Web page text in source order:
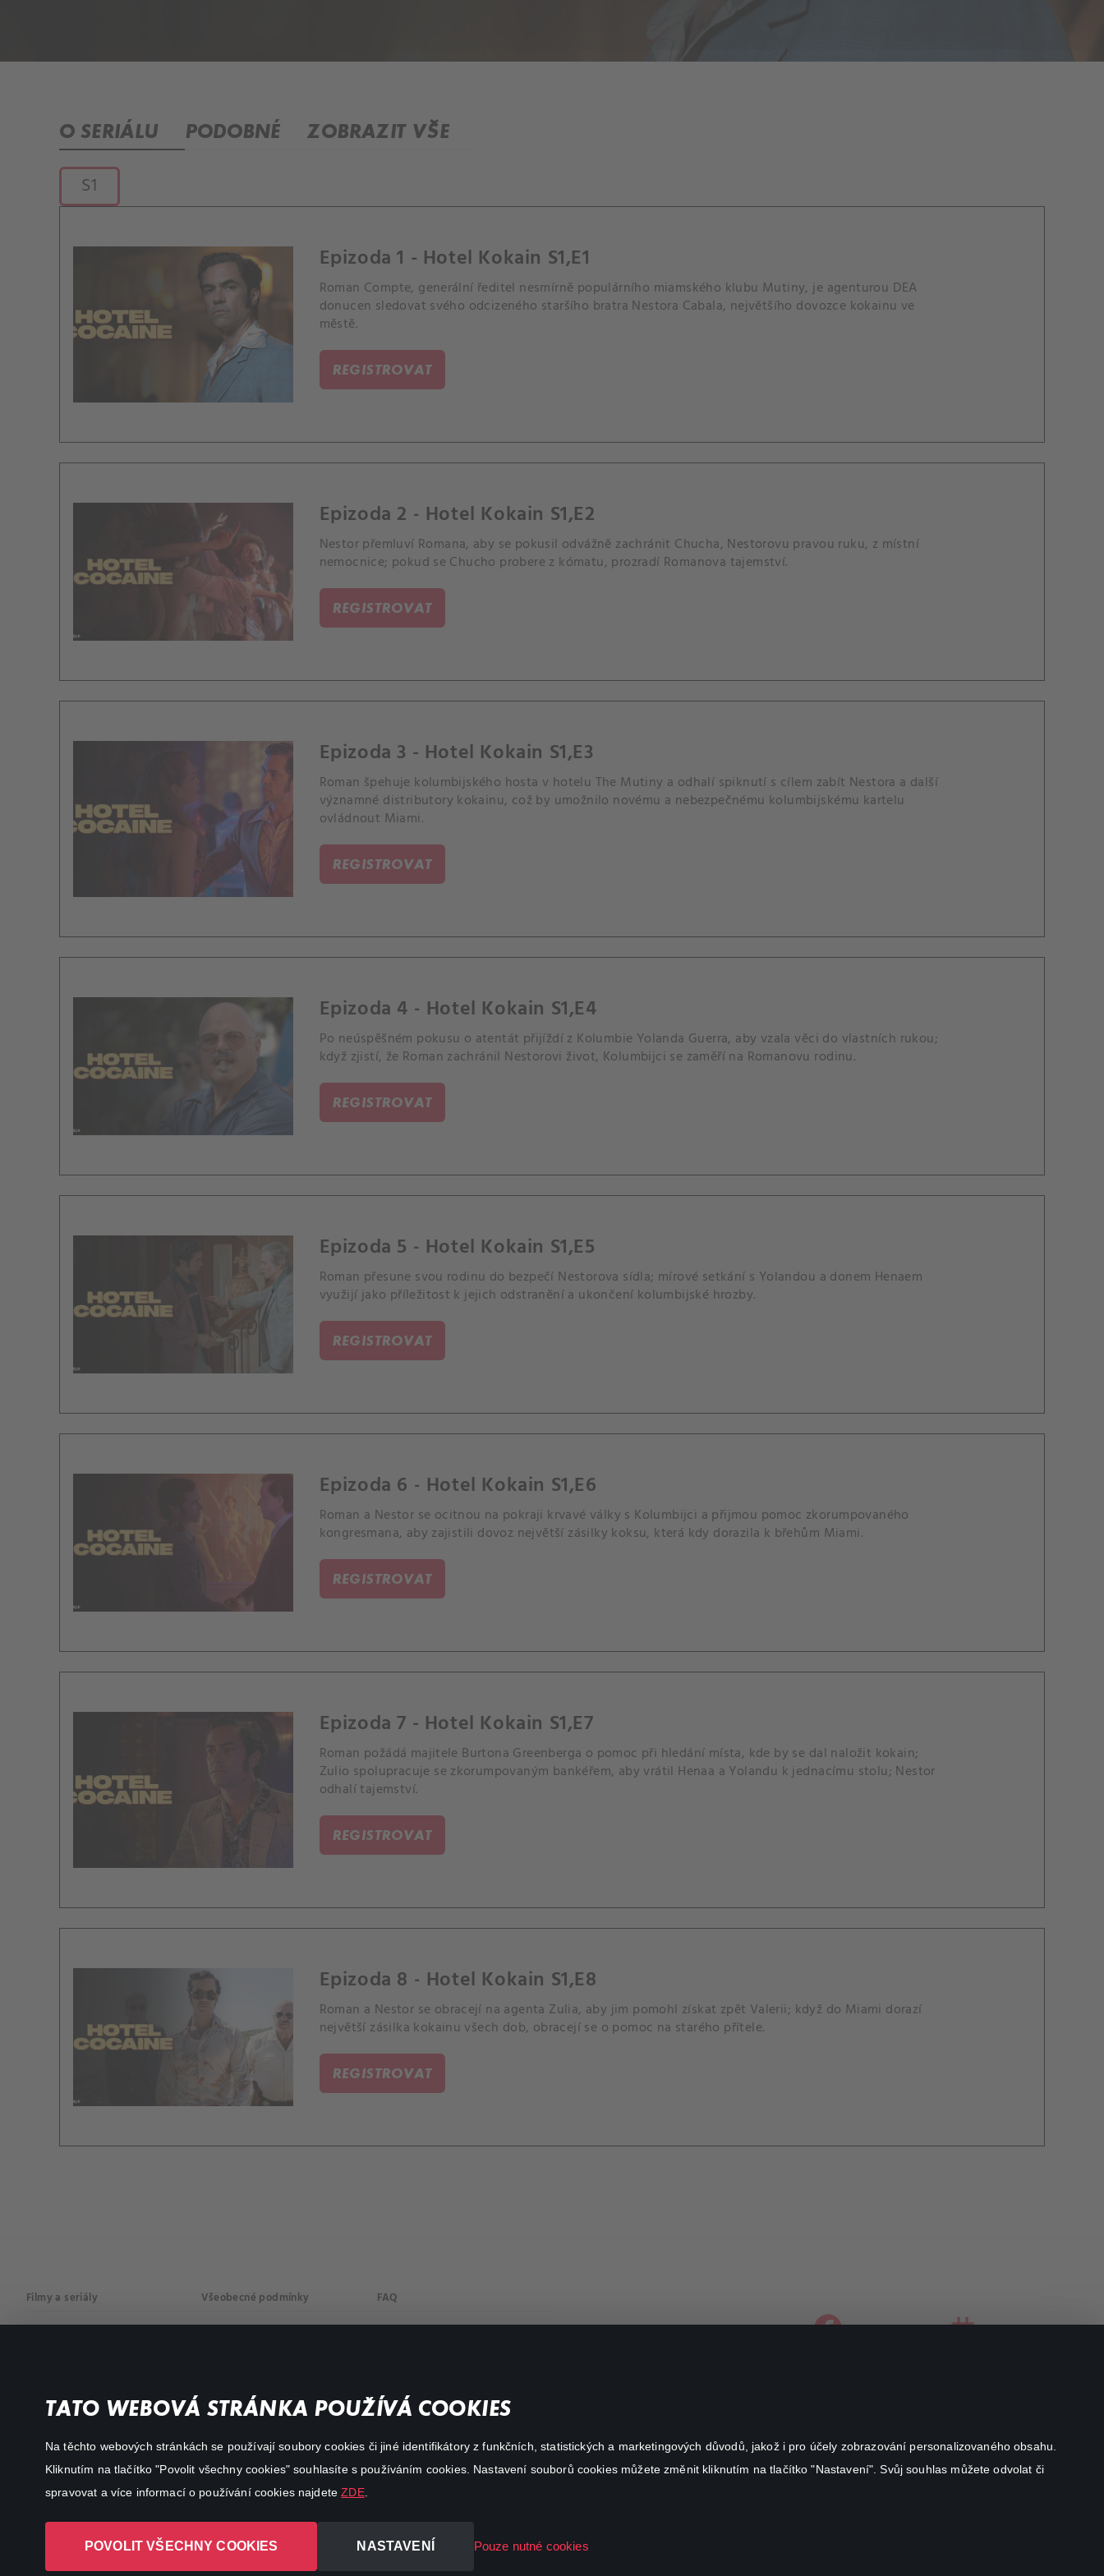
TATO WEBOVÁ STRÁNKA POUŽÍVÁ COOKIES
Na těchto webových stránkách se používají soubory cookies či jiné identifikátory z funkčních, statistických a marketingových důvodů, jakož i pro účely zobrazování personalizovaného obsahu.
Kliknutím na tlačítko "Povolit všechny cookies" souhlasíte s používáním cookies. Nastavení souborů cookies můžete změnit kliknutím na tlačítko "Nastavení". Svůj souhlas můžete odvolat či
spravovat a více informací o používání cookies najdeteZDE.
POVOLIT VŠECHNY COOKIES NASTAVENÍ Pouze nutné cookies
O SERIÁLU PODOBNÉ ZOBRAZIT VŠE
S1
Epizoda 1 - Hotel Kokain S1,E1
Roman Compte, generální ředitel nesmírně populárního miamského klubu Mutiny, je agenturou DEA
donucen sledovat svého odcizeného staršího bratra Nestora Cabala, největšího dovozce kokainu ve
městě.
REGISTROVAT
Epizoda 2 - Hotel Kokain S1,E2
Nestor přemluví Romana, aby se pokusil odvážně zachránit Chucha, Nestorovu pravou ruku, z místní
nemocnice; pokud se Chucho probere z kómatu, prozradí Romanova tajemství.
REGISTROVAT
Epizoda 3 - Hotel Kokain S1,E3
Roman špehuje kolumbijského hosta v hotelu The Mutiny a odhalí spiknutí s cílem zabít Nestora a další
významné distributory kokainu, což by umožnilo novému a nebezpečnému kolumbijskému kartelu
ovládnout Miami.
REGISTROVAT
Epizoda 4 - Hotel Kokain S1,E4
Po neúspěšném pokusu o atentát přijíždí z Kolumbie Yolanda Guerra, aby vzala věci do vlastních rukou;
když zjistí, že Roman zachránil Nestorovi život, Kolumbijci se zaměří na Romanovu rodinu.
REGISTROVAT
Epizoda 5 - Hotel Kokain S1,E5
Roman přesune svou rodinu do bezpečí Nestorova sídla; mírové setkání s Yolandou a donem Henaem
využijí jako příležitost k jejich odstranění a ukončení kolumbijské hrozby.
REGISTROVAT
Epizoda 6 - Hotel Kokain S1,E6
Roman a Nestor se ocitnou na pokraji krvavé války s Kolumbijci a přijmou pomoc zkorumpovaného
kongresmana, aby zajistili dovoz největší zásilky koksu, která kdy dorazila k břehům Miami.
REGISTROVAT
Epizoda 7 - Hotel Kokain S1,E7
Roman požádá majitele Burtona Greenberga o pomoc při hledání místa, kde by se dal naložit kokain;
Zulio spolupracuje se zkorumpovaným bankéřem, aby vrátil Henaa a Yolandu k jednacímu stolu; Nestor
odhalí tajemství.
REGISTROVAT
Epizoda 8 - Hotel Kokain S1,E8
Roman a Nestor se obracejí na agenta Zulia, aby jim pomohl získat zpět Valerii; když do Miami dorazí
největší zásilka kokainu všech dob, obracejí se o pomoc na starého přítele.
REGISTROVAT
Filmy a seriály
Akční
Všeobecné podmínky FAQ
facebookinstagram
Canal+ Luxembourg S. à r.l. se sídlem Rue Albert Borschette 4,